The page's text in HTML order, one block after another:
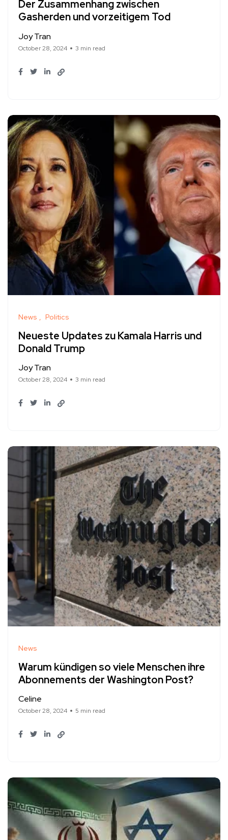
Der Zusammenhang zwischen
Gasherden und vorzeitigem Tod
Joy Tran
October 28, 2024 3 min read
News Politics
Neueste Updates zu Kamala Harris und
Donald Trump
Joy Tran
October 28, 2024 3 min read
News
Warum kündigen so viele Menschen ihre
Abonnements der Washington Post?
Celine
October 28, 2024 5 min read